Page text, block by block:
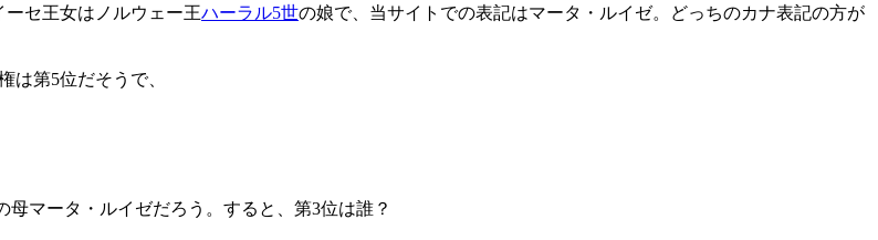
セ王女はノルウェー王ハーラル5世の娘で、当サイトでの表記はマータ・ルイゼ。どっちのカナ表記の方が
は第5位だそうで、
母マータ・ルイゼだろう。すると、第3位は誰？